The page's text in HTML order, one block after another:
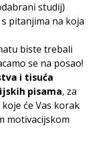
studij)
pitanjima na koja
biste trebali
se na posao!
i tisuća
pisama, za
će Vas korak
motivacijskom